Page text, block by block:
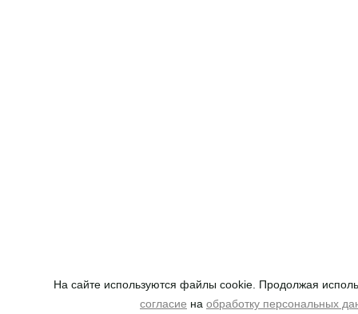
На сайте используются файлы cookie. Продолжая
согласие на обработку персональных